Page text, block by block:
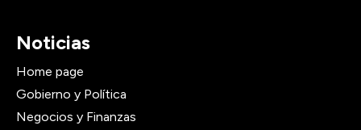
Noticias
Home page
Gobierno y Política
Negocios y Finanzas